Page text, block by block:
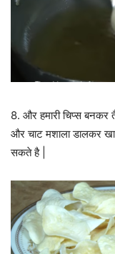
8. और हमारी चिप्स
और चाट मशाला डालकर
सकते है |